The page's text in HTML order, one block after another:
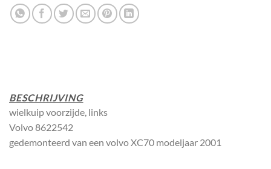
BESCHRIJVING
wielkuip voorzijde, links
Volvo 8622542
gedemonteerd van een volvo XC70 modeljaar 2001